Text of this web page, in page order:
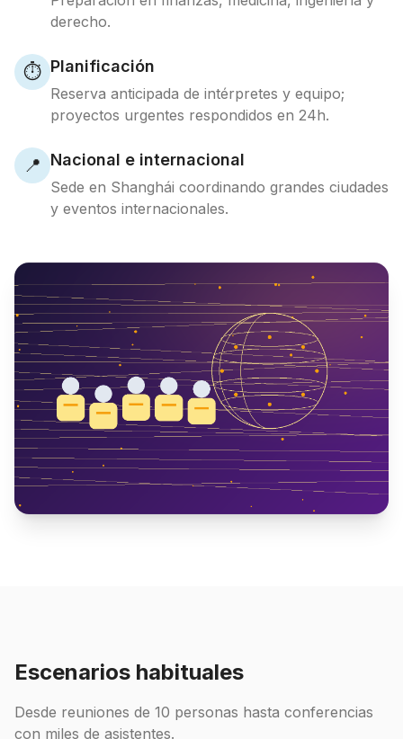
derecho.
⏱️ Planificación
Reserva anticipada de intérpretes y equipo;
proyectos urgentes respondidos en 24h.
📍 Nacional e internacional
Sede en Shanghái coordinando grandes ciudades
y eventos internacionales.
Escenarios habituales
Desde reuniones de 10 personas hasta conferencias
con miles de asistentes.